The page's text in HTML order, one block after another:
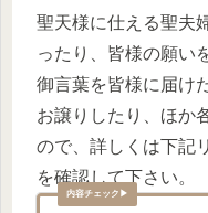
聖天様に仕える聖夫
ったり、皆様の願い
御言葉を皆様に届け
お譲りしたり、ほか
ので、詳しくは下記
を確認して下さい。